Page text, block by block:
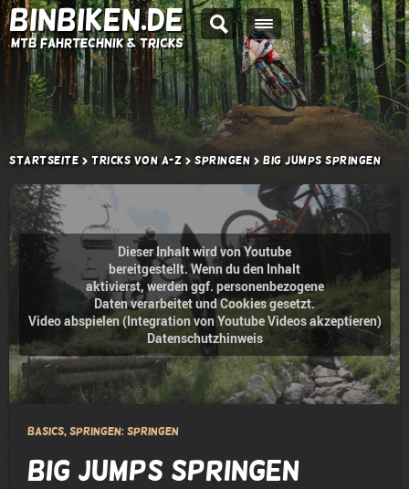
BINBIKEN.DE
MTB Fahrtechnik & Tricks
Startseite Tricks von A-Z Springen Big Jumps springen
Dieser Inhalt wird von Youtube
bereitgestellt. Wenn du den Inhalt
aktivierst, werden ggf. personenbezogene
Daten verarbeitet und Cookies gesetzt.
Video abspielen (Integration von Youtube Videos akzeptieren)
Datenschutzhinweis
Basics, Springen: Springen
Big Jumps springen